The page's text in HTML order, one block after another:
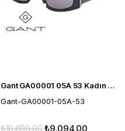
Gant GA00001 05A 53 Kadın Güneş Gözlüğü
Gant-GA00001-05A-53
₺9.094,00
₺10.699,00